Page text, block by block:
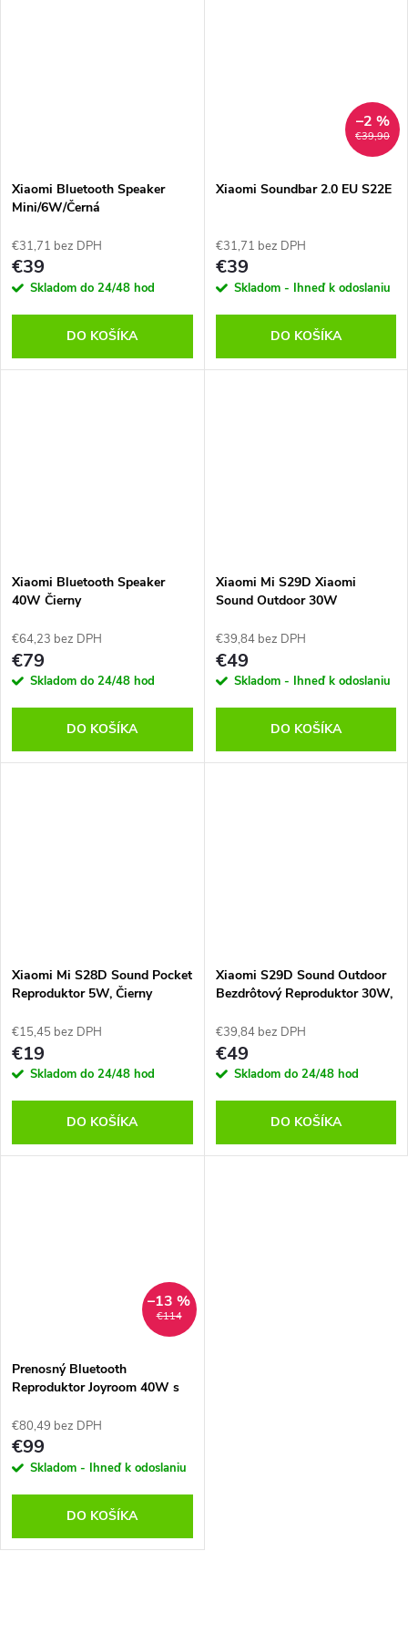
Xiaomi Bluetooth Speaker
Mini/6W/Černá
€31,71 bez DPH
€39
Skladom do 24/48 hod
DO KOŠÍKA
€39,90
–2 %
Xiaomi Soundbar 2.0 EU S22E
€31,71 bez DPH
€39
Skladom - Ihneď k odoslaniu
DO KOŠÍKA
Xiaomi Bluetooth Speaker
40W Čierny
€64,23 bez DPH
€79
Skladom do 24/48 hod
DO KOŠÍKA
Xiaomi Mi S29D Xiaomi
Sound Outdoor 30W
Čierny
€39,84 bez DPH
€49
Skladom - Ihneď k odoslaniu
DO KOŠÍKA
Xiaomi Mi S28D Sound Pocket
Reproduktor 5W, Čierny
€15,45 bez DPH
€19
Skladom do 24/48 hod
DO KOŠÍKA
Xiaomi S29D Sound Outdoor
Bezdrôtový Reproduktor 30W,
€39,84 bez DPH
€49
Skladom do 24/48 hod
DO KOŠÍKA
€114
–13 %
Prenosný Bluetooth
Reproduktor Joyroom 40W s
€80,49 bez DPH
€99
Skladom - Ihneď k odoslaniu
DO KOŠÍKA